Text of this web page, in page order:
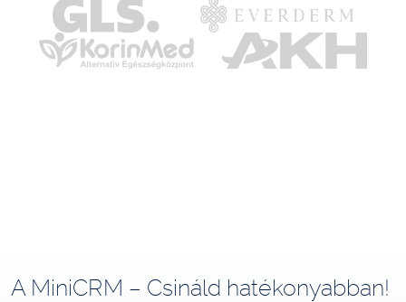
A MiniCRM – Csináld hatékonyabban!